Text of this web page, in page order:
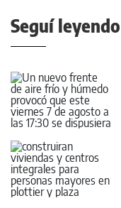
Seguí leyendo